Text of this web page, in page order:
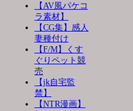
【AV風パケコ
ラ素材】
【CG集】感人
妻種付け
【F/M】くす
ぐりペット競
売
【jk自宅監
禁】
【NTR漫画】